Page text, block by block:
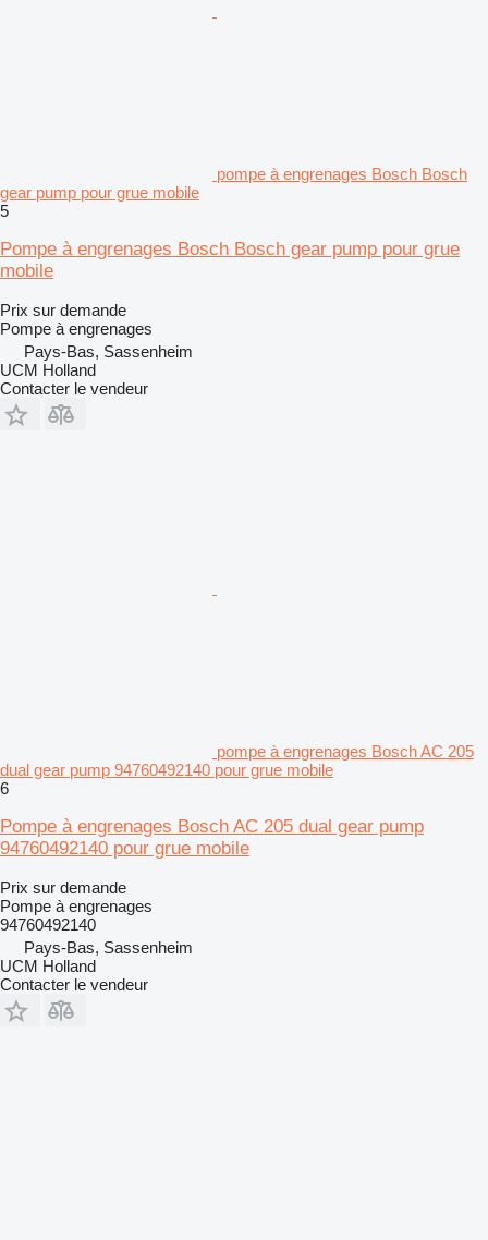
pompe à engrenages Bosch Bosch
gear pump pour grue mobile
5
Pompe à engrenages Bosch Bosch gear pump pour grue
mobile
Prix sur demande
Pompe à engrenages
Pays-Bas, Sassenheim
UCM Holland
Contacter le vendeur
pompe à engrenages Bosch AC 205
dual gear pump 94760492140 pour grue mobile
6
Pompe à engrenages Bosch AC 205 dual gear pump
94760492140 pour grue mobile
Prix sur demande
Pompe à engrenages
94760492140
Pays-Bas, Sassenheim
UCM Holland
Contacter le vendeur